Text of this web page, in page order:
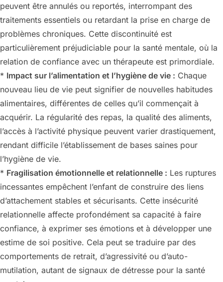
peuvent être annulés ou reportés, interrompant des
traitements essentiels ou retardant la prise en charge de
problèmes chroniques. Cette discontinuité est
particulièrement préjudiciable pour la santé mentale, où la
relation de confiance avec un thérapeute est primordiale.
* Impact sur l’alimentation et l’hygiène de vie : Chaque
nouveau lieu de vie peut signifier de nouvelles habitudes
alimentaires, différentes de celles qu’il commençait à
acquérir. La régularité des repas, la qualité des aliments,
l’accès à l’activité physique peuvent varier drastiquement,
rendant difficile l’établissement de bases saines pour
l’hygiène de vie.
* Fragilisation émotionnelle et relationnelle : Les ruptures
incessantes empêchent l’enfant de construire des liens
d’attachement stables et sécurisants. Cette insécurité
relationnelle affecte profondément sa capacité à faire
confiance, à exprimer ses émotions et à développer une
estime de soi positive. Cela peut se traduire par des
comportements de retrait, d’agressivité ou d’auto-
mutilation, autant de signaux de détresse pour la santé